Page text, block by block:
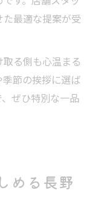
最適な提案が受
る側も心温まる
節の挨拶に選ば
ぜひ特別な一品
める長野